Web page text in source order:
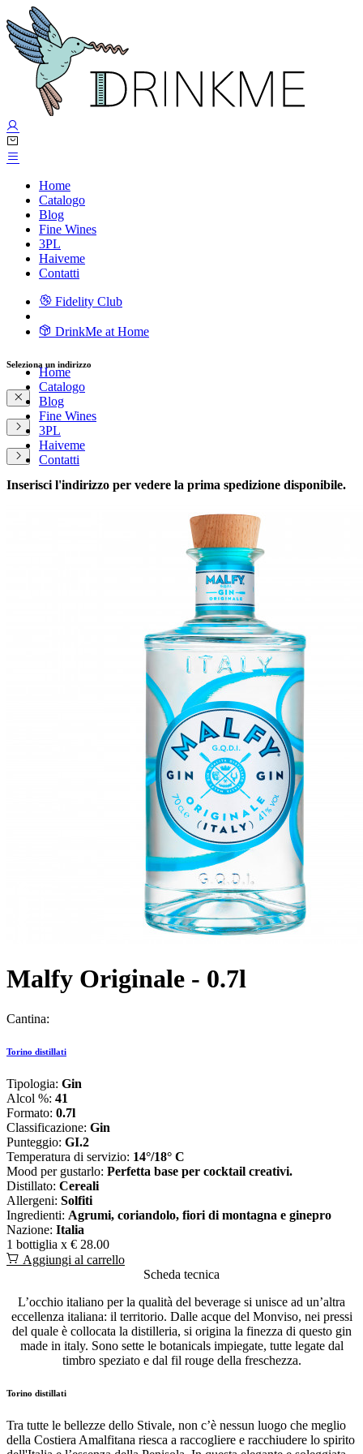
Home
Catalogo
Blog
Fine Wines
3PL
Haiveme
Contatti
Fidelity Club
DrinkMe at Home
Home
Catalogo
Blog
Fine Wines
3PL
Haiveme
Contatti
Seleziona un indirizzo
Inserisci l'indirizzo per vedere la prima spedizione disponibile.
Malfy Originale - 0.7l
Cantina:
Torino distillati
Tipologia: Gin
Alcol %: 41
Formato: 0.7l
Classificazione: Gin
Punteggio: GI.2
Temperatura di servizio: 14°/18° C
Mood per gustarlo: Perfetta base per cocktail creativi.
Distillato: Cereali
Allergeni: Solfiti
Ingredienti: Agrumi, coriandolo, fiori di montagna e ginepro
Nazione: Italia
1 bottiglia x € 28.00
Aggiungi al carrello
Scheda tecnica
L’occhio italiano per la qualità del beverage si unisce ad un’altra
eccellenza italiana: il territorio. Dalle acque del Monviso, nei pressi
del quale è collocata la distilleria, si origina la finezza di questo gin
made in italy. Sono sette le botanicals impiegate, tutte legate dal
timbro speziato e dal fil rouge della freschezza.
Torino distillati
Tra tutte le bellezze dello Stivale, non c’è nessun luogo che meglio
della Costiera Amalfitana riesca a raccogliere e racchiudere lo spirito